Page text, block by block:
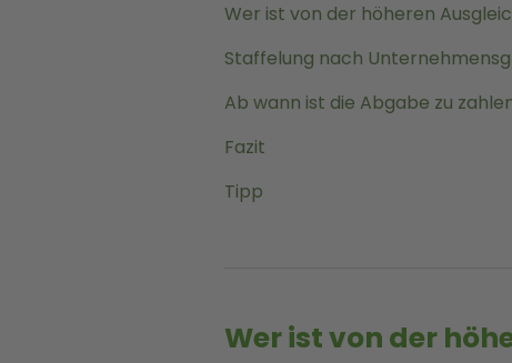
Wer ist von der höheren
Staffelung nach
Ab wann ist die Abgabe zu
Fazit
Tipp
Wer ist von der